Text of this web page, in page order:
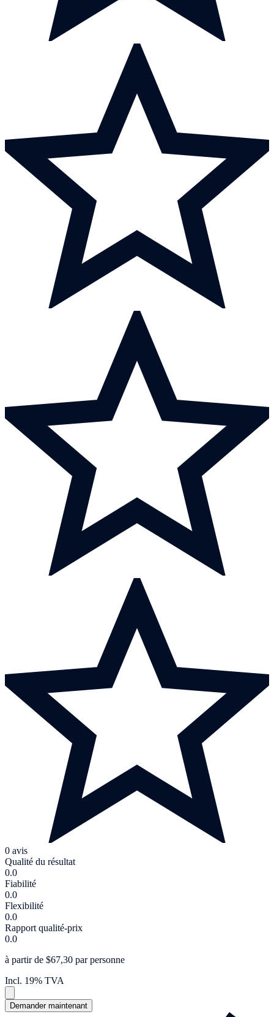
0 avis
Qualité du résultat
0.0
Fiabilité
0.0
Flexibilité
0.0
Rapport qualité-prix
0.0
à partir de $67,30 par personne
Incl. 19% TVA
Demander maintenant